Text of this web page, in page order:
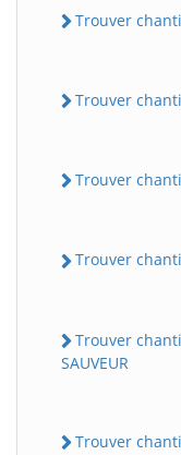
Trouver
Trouver
Trouver
Trouver
Trouver
SAUVEUR
Trouver